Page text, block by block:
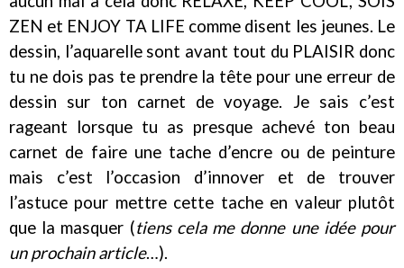
ZEN et ENJOY TA LIFE comme disent les jeunes. Le
dessin, l’aquarelle sont avant tout du PLAISIR donc
tu ne dois pas te prendre la tête pour une erreur de
dessin sur ton carnet de voyage. Je sais c’est
rageant lorsque tu as presque achevé ton beau
carnet de faire une tache d’encre ou de peinture
mais c’est l’occasion d’innover et de trouver
l’astuce pour mettre cette tache en valeur plutôt
que la masquer (tiens cela me donne une idée pour
un prochain article…).